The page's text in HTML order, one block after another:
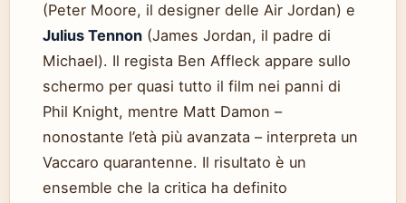
(Peter Moore, il designer delle Air Jordan) e
Julius Tennon (James Jordan, il padre di
Michael). Il regista Ben Affleck appare sullo
schermo per quasi tutto il film nei panni di
Phil Knight, mentre Matt Damon –
nonostante l’età più avanzata – interpreta un
Vaccaro quarantenne. Il risultato è un
ensemble che la critica ha definito